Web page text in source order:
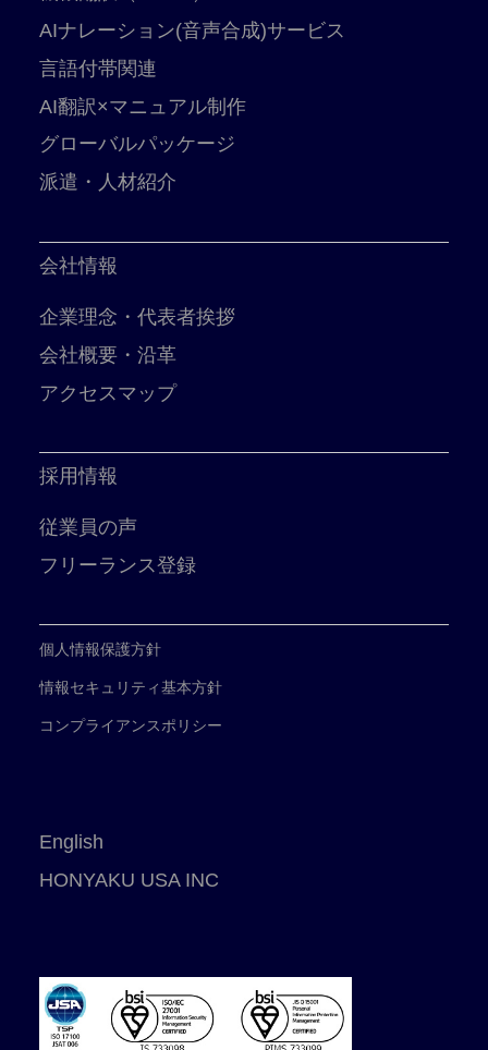
AIナレーション(音声合成)サービス
言語付帯関連
AI翻訳×マニュアル制作
グローバルパッケージ
派遣・人材紹介
会社情報
企業理念・代表者挨拶
会社概要・沿革
アクセスマップ
採用情報
従業員の声
フリーランス登録
個人情報保護方針
情報セキュリティ基本方針
コンプライアンスポリシー
English
HONYAKU USA INC